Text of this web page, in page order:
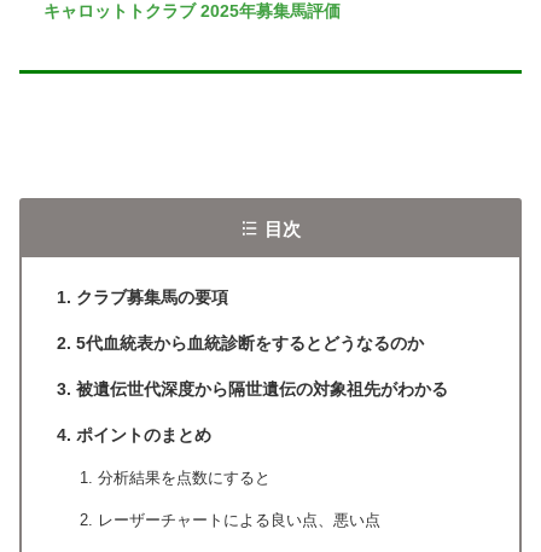
キャロットトクラブ 2025年募集馬評価
目次
クラブ募集馬の要項
5代血統表から血統診断をするとどうなるのか
被遺伝世代深度から隔世遺伝の対象祖先がわかる
ポイントのまとめ
分析結果を点数にすると
レーザーチャートによる良い点、悪い点